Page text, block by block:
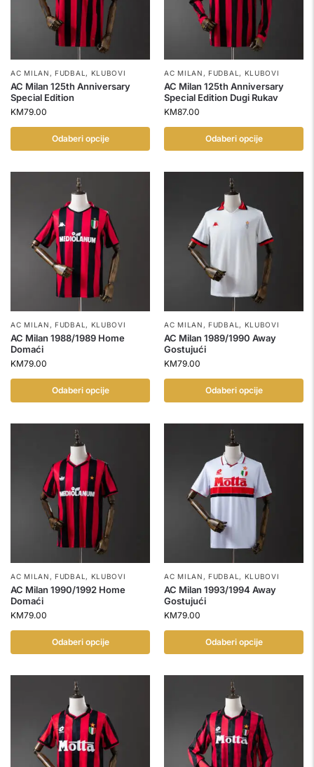
AC MILAN ,FUDBAL , KLUBOVI
AC Milan 125th Anniversary
Special Edition
KM79.00
Odaberi opcije
AC MILAN ,FUDBAL , KLUBOVI
AC Milan 125th Anniversary
Special Edition Dugi Rukav
KM87.00
Odaberi opcije
AC MILAN ,FUDBAL , KLUBOVI
AC Milan 1988/1989 Home
Domaći
KM79.00
Odaberi opcije
AC MILAN ,FUDBAL , KLUBOVI
AC Milan 1989/1990 Away
Gostujući
KM79.00
Odaberi opcije
AC MILAN ,FUDBAL , KLUBOVI
AC Milan 1990/1992 Home
Domaći
KM79.00
Odaberi opcije
AC MILAN ,FUDBAL , KLUBOVI
AC Milan 1993/1994 Away
Gostujući
KM79.00
Odaberi opcije